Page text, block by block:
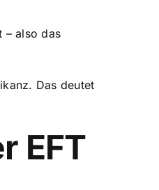
– also das
Das deutet
EFT